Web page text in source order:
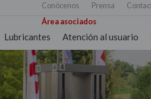
Conócenos Prensa
Área asociados
Lubricantes Atención al usuario